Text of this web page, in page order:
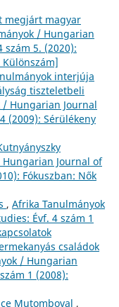
megjárt magyar
/ Hungarian
szám 5. (2020):
interjúja
tiszteletbeli
Hungarian Journal
(2009): Sérülékeny
Journal of
Fókuszban: Nők
, Afrika Tanulmányok
Évf. 4 szám 1
családok
/ Hungarian
1 (2008):
Mutomboval ,